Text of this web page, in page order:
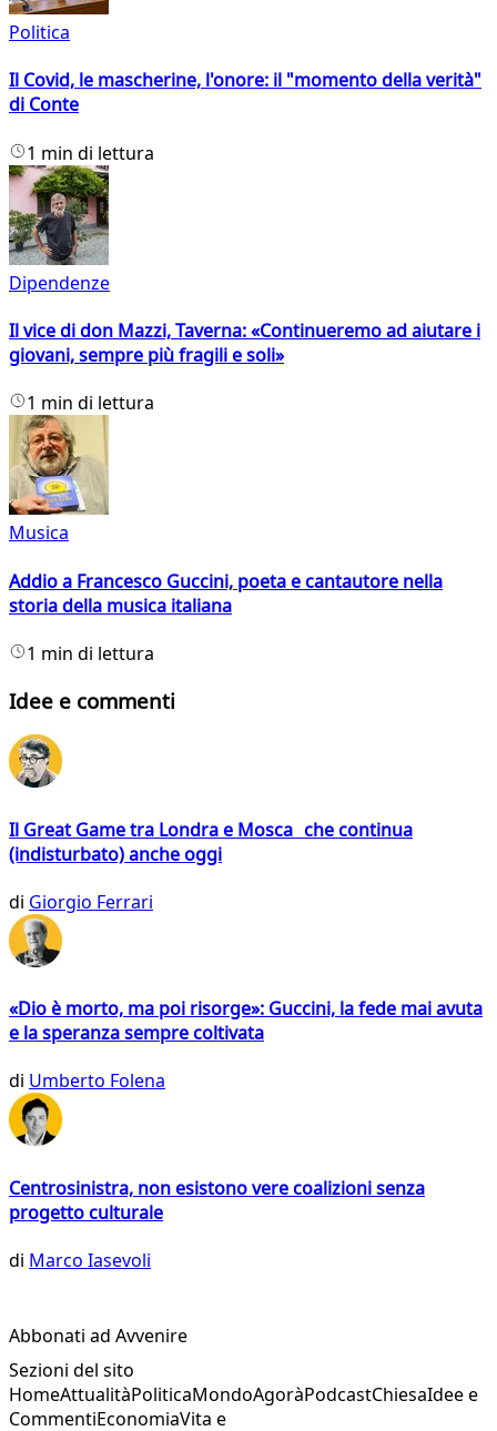
Politica
Il Covid, le mascherine, l'onore: il "momento della verità"
di Conte
1 min di lettura
Dipendenze
Il vice di don Mazzi, Taverna: «Continueremo ad aiutare i
giovani, sempre più fragili e soli»
1 min di lettura
Musica
Addio a Francesco Guccini, poeta e cantautore nella
storia della musica italiana
1 min di lettura
Idee e commenti
Il Great Game tra Londra e Mosca che continua
(indisturbato) anche oggi
di Giorgio Ferrari
«Dio è morto, ma poi risorge»: Guccini, la fede mai avuta
e la speranza sempre coltivata
di Umberto Folena
Centrosinistra, non esistono vere coalizioni senza
progetto culturale
di Marco Iasevoli
Abbonati ad Avvenire
Sezioni del sito
HomeAttualitàPoliticaMondoAgoràPodcastChiesaIdee e
CommentiEconomiaVita e